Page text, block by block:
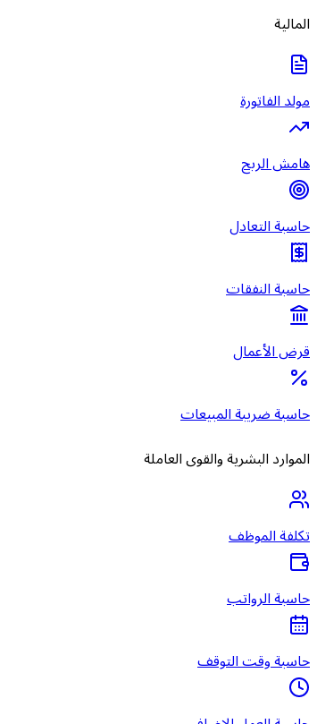
المالية
مولد الفاتورة
هامش الربح
حاسبة التعادل
حاسبة النفقات
قرض الأعمال
حاسبة ضريبة المبيعات
الموارد البشرية والقوى العاملة
تكلفة الموظف
حاسبة الرواتب
حاسبة وقت التوقف